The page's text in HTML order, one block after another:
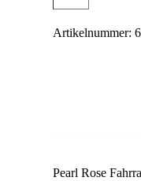
Sailbrace
Artikelnummer:
Pearl Rose